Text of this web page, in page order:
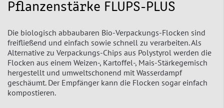
Pflanzenstärke FLUPS-PLUS
Die biologisch abbaubaren Bio-Verpackungs-Flocken sind
freifließend und einfach sowie schnell zu verarbeiten. Als
Alternative zu Verpackungs-Chips aus Polystyrol werden die
Flocken aus einem Weizen-, Kartoffel-, Mais-Stärkegemisch
hergestellt und umweltschonend mit Wasserdampf
geschäumt. Der Empfänger kann die Flocken sogar einfach
kompostieren.